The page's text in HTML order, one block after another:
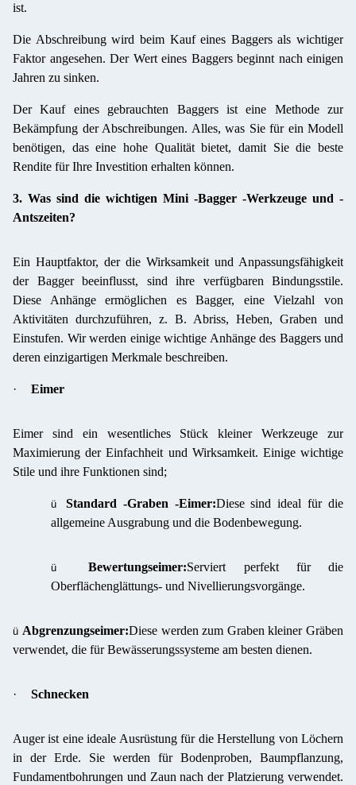
ist.
Die Abschreibung wird beim Kauf eines Baggers als wichtiger
Faktor angesehen. Der Wert eines Baggers beginnt nach einigen
Jahren zu sinken.
Der Kauf eines gebrauchten Baggers ist eine Methode zur
Bekämpfung der Abschreibungen. Alles, was Sie für ein Modell
benötigen, das eine hohe Qualität bietet, damit Sie die beste
Rendite für Ihre Investition erhalten können.
3. Was sind die wichtigen Mini -Bagger -Werkzeuge und -
Antszeiten?
Ein Hauptfaktor, der die Wirksamkeit und Anpassungsfähigkeit
der Bagger beeinflusst, sind ihre verfügbaren Bindungsstile.
Diese Anhänge ermöglichen es Bagger, eine Vielzahl von
Aktivitäten durchzuführen, z. B. Abriss, Heben, Graben und
Einstufen. Wir werden einige wichtige Anhänge des Baggers und
deren einzigartigen Merkmale beschreiben.
· Eimer
Eimer sind ein wesentliches Stück kleiner Werkzeuge zur
Maximierung der Einfachheit und Wirksamkeit. Einige wichtige
Stile und ihre Funktionen sind;
ü Standard -Graben -Eimer:Diese sind ideal für die
allgemeine Ausgrabung und die Bodenbewegung.
ü Bewertungseimer:Serviert perfekt für die
Oberflächenglättungs- und Nivellierungsvorgänge.
ü Abgrenzungseimer:Diese werden zum Graben kleiner Gräben
verwendet, die für Bewässerungssysteme am besten dienen.
· Schnecken
Auger ist eine ideale Ausrüstung für die Herstellung von Löchern
in der Erde. Sie werden für Bodenproben, Baumpflanzung,
Fundamentbohrungen und Zaun nach der Platzierung verwendet.